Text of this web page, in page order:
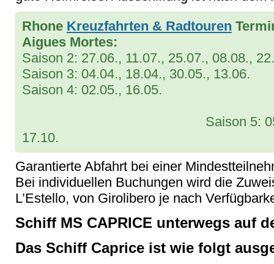
Rhone Kreuzfahrten & Radtouren
Aigues Mortes:
Saison 2: 27.06., 11.07., 25.07., 08.08.,
Saison 3: 04.04., 18.04., 30.05., 13.06.
Saison 4:
Saison 5: 05.09.,
17.10.
Garantierte Abfahrt bei einer
Bei individuellen Buchungen wird die
L’Estello, von Girolibero je nach
Schiff MS CAPRICE unterwegs auf
Das Schiff Caprice ist wie folgt